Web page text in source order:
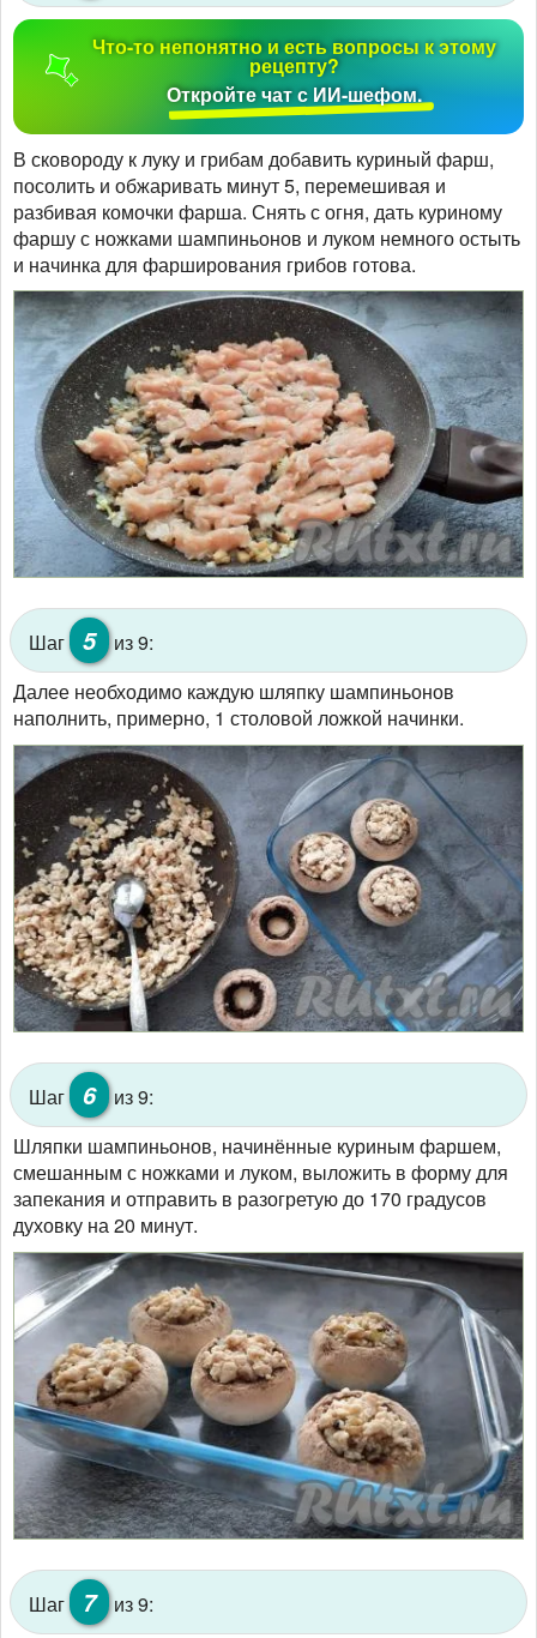
Что-то непонятно и есть вопросы к этому
рецепту?
Откройте чат с ИИ-шефом.
В сковороду к луку и грибам добавить куриный фарш,
посолить и обжаривать минут 5, перемешивая и
разбивая комочки фарша. Снять с огня, дать куриному
фаршу с ножками шампиньонов и луком немного остыть
и начинка для фарширования грибов готова.
Шаг 5
из 9:
Далее необходимо каждую шляпку шампиньонов
наполнить, примерно, 1 столовой ложкой начинки.
Шаг 6
из 9:
Шляпки шампиньонов, начинённые куриным фаршем,
смешанным с ножками и луком, выложить в форму для
запекания и отправить в разогретую до 170 градусов
духовку на 20 минут.
Шаг 7
из 9: